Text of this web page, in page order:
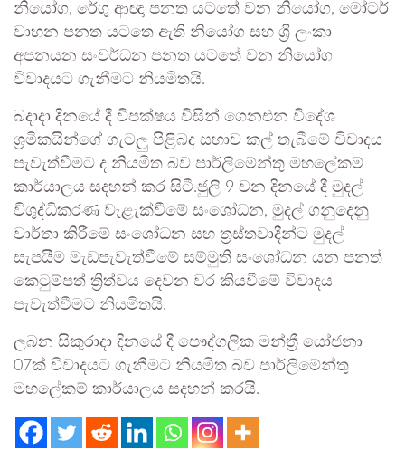
නියෝග, රේගු ආඥා පනත යටතේ වන නියෝග, මෝටර්
වාහන පනත යටතෙ ඇති නියෝග සහ ශ්‍රී ලංකා
අපනයන සංවර්ධන පනත යටතේ වන නියෝග
විවාදයට ගැනීමට නියමිතයි.
බදාදා දිනයේ දී විපක්ෂය විසින් ගෙනඑන විදේශ
ශ්‍රමිකයින්ගේ ගැටලු පිළිබද සභාව කල් තැබීමේ විවාදය
පැවැත්වීමට ද නියමිත බව පාර්ලිමේන්තු මහලේකම්
කාර්යාලය සදහන් කර සිටී.ජුලි 9 වන දිනයේ දී මුදල්
විශුද්ධිකරණ වැළැක්වීමේ සංශෝධන, මුදල් ගනුදෙනු
වාර්තා කිරීමේ සංශෝධන සහ ත්‍රස්තවාදීන්ට මුදල්
සැපයීම මැඩපැවැත්වීමේ සම්මුති සංශෝධන යන පනත්
කෙටුම්පත් ත්‍රිත්වය දෙවන වර කියවීමේ විවාදය
පැවැත්වීමට නියමිතයි.
ලබන සිකුරාදා දිනයේ දී පෞද්ගලික මන්ත්‍රී යෝජනා
07ක් විවාදයට ගැනීමට නියමිත බව පාර්ලිමේන්තු
මහලේකම් කාර්යාලය සදහන් කරයි.